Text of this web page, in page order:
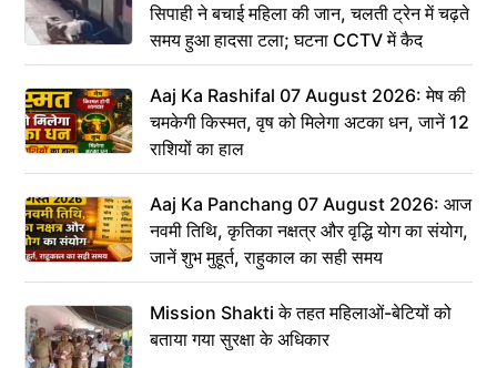
सिपाही ने बचाई महिला की जान, चलती ट्रेन में चढ़ते
समय हुआ हादसा टला; घटना CCTV में कैद
Aaj Ka Rashifal 07 August 2026: मेष की
चमकेगी किस्मत, वृष को मिलेगा अटका धन, जानें 12
राशियों का हाल
Aaj Ka Panchang 07 August 2026: आज
नवमी तिथि, कृतिका नक्षत्र और वृद्धि योग का संयोग,
जानें शुभ मुहूर्त, राहुकाल का सही समय
Mission Shakti के तहत महिलाओं-बेटियों को
बताया गया सुरक्षा के अधिकार